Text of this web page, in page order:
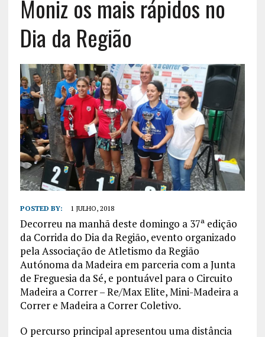
Moniz os mais rápidos no
Dia da Região
POSTED BY: 1 JULHO, 2018
Decorreu na manhã deste domingo a 37ª edição
da Corrida do Dia da Região, evento organizado
pela Associação de Atletismo da Região
Autónoma da Madeira em parceria com a Junta
de Freguesia da Sé, e pontuável para o Circuito
Madeira a Correr – Re/Max Elite, Mini-Madeira a
Correr e Madeira a Correr Coletivo.
O percurso principal apresentou uma distância